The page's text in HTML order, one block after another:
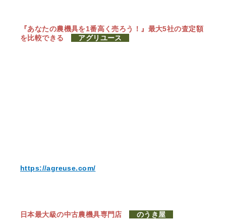
『あなたの農機具を1番高く売ろう！』 最大5社の査定額
を比較できる
アグリユース
https://agreuse.com/
日本最大級の中古農機具専門店 のうき屋